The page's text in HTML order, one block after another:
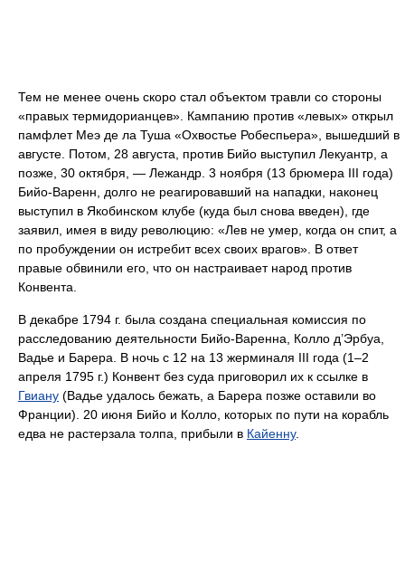
Тем не менее очень скоро стал объектом травли со стороны
«правых термидорианцев». Кампанию против «левых» открыл
памфлет Меэ де ла Туша «Охвостье Робеспьера», вышедший в
августе. Потом, 28 августа, против Бийо выступил Лекуантр, а
позже, 30 октября, — Лежандр. 3 ноября (13 брюмера III года)
Бийо-Варенн, долго не реагировавший на нападки, наконец
выступил в Якобинском клубе (куда был снова введен), где
заявил, имея в виду революцию: «Лев не умер, когда он спит, а
по пробуждении он истребит всех своих врагов». В ответ
правые обвинили его, что он настраивает народ против
Конвента.
В декабре 1794 г. была создана специальная комиссия по
расследованию деятельности Бийо-Варенна, Колло д’Эрбуа,
Вадье и Барера. В ночь с 12 на 13 жерминаля III года (1–2
апреля 1795 г.) Конвент без суда приговорил их к ссылке в
Гвиану (Вадье удалось бежать, а Барера позже оставили во
Франции). 20 июня Бийо и Колло, которых по пути на корабль
едва не растерзала толпа, прибыли в Кайенну.